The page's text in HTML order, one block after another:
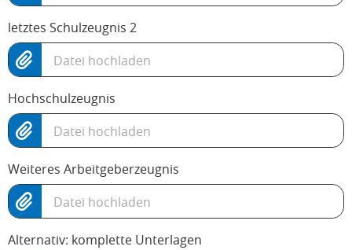
letztes Schulzeugnis 2
Datei hochladen
Hochschulzeugnis
Datei hochladen
Weiteres Arbeitgeberzeugnis
Datei hochladen
Alternativ: komplette Unterlagen